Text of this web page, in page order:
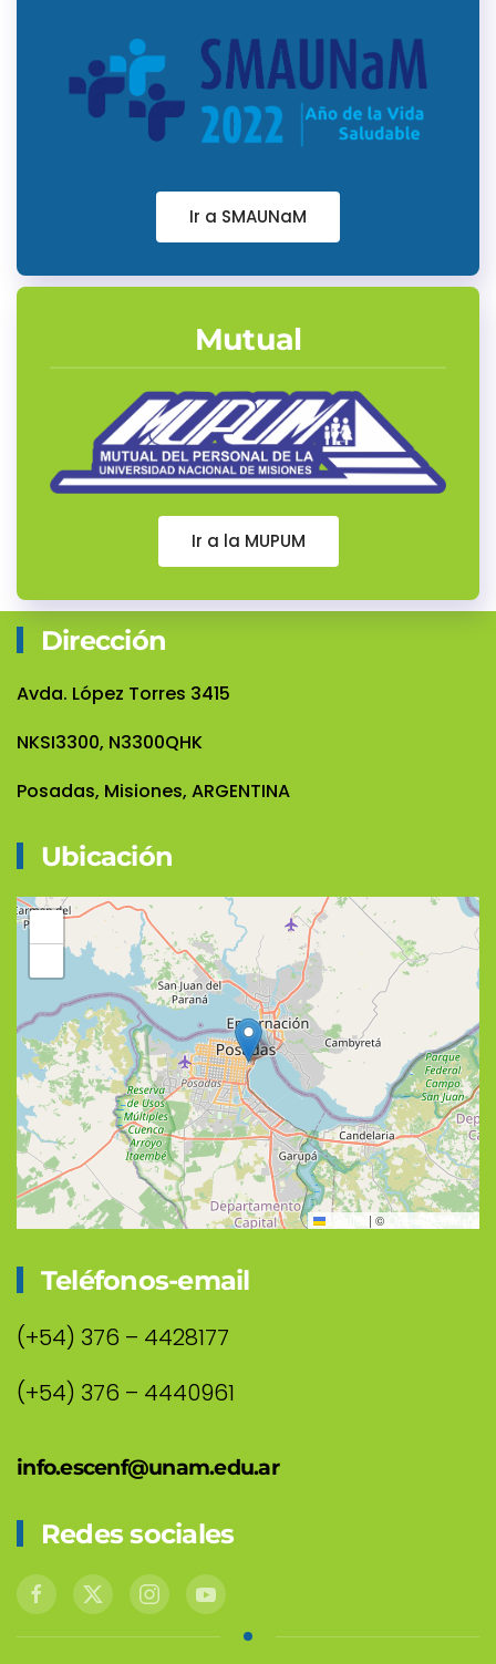
Ir a SMAUNaM
Mutual
Ir a la MUPUM
Dirección
Avda. López Torres 3415
NKSI3300, N3300QHK
Posadas, Misiones, ARGENTINA
Ubicación
| ©
Teléfonos-email
(+54) 376 – 4428177
(+54) 376 – 4440961
info.escenf@unam.edu.ar
Redes sociales